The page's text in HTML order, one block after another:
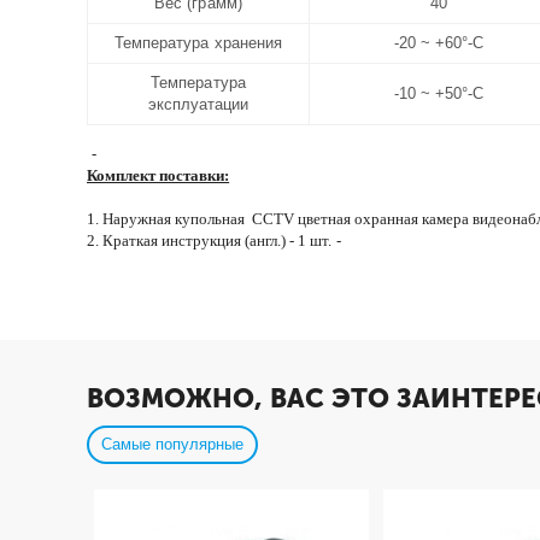
Температура хранения -20 ~ +60°-C
Температура
эксплуатации
-10 ~ +50°-C
-
Комплект поставки:
1. Наружная купольная CCTV цветная охранная камера
2. Краткая инструкция (англ.) - 1 шт. -
ВОЗМОЖНО, ВАС ЭТО
Самые популярные